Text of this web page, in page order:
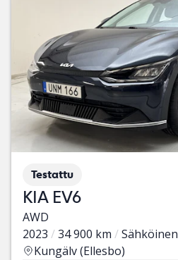
Testattu
KIA EV6
AWD
2023
34 900 km
Sähköinen
Kungälv (Ellesbo)